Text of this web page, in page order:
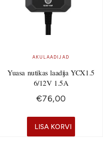
AKULAADIJAD
Yuasa nutikas laadija YCX1.5
6/12V 1.5A
€76,00
LISA KORVI